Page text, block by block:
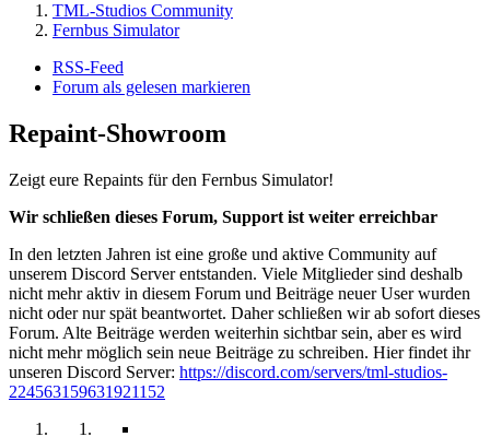
TML-Studios Community
Fernbus Simulator
RSS-Feed
Forum als gelesen markieren
Repaint-Showroom
Zeigt eure Repaints für den Fernbus Simulator!
Wir schließen dieses Forum, Support ist weiter erreichbar
In den letzten Jahren ist eine große und aktive Community auf
unserem Discord Server entstanden. Viele Mitglieder sind deshalb
nicht mehr aktiv in diesem Forum und Beiträge neuer User wurden
nicht oder nur spät beantwortet. Daher schließen wir ab sofort dieses
Forum. Alte Beiträge werden weiterhin sichtbar sein, aber es wird
nicht mehr möglich sein neue Beiträge zu schreiben. Hier findet ihr
unseren Discord Server: https://discord.com/servers/tml-studios-
224563159631921152